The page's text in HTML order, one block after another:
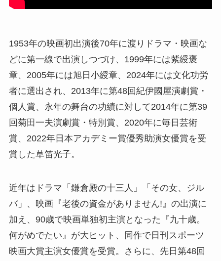
1953年の映画初出演後70年に渡りドラマ・映画な
どに第一線で出演しつづけ、1999年には紫綬褒
章、2005年には旭日小綬章、2024年には文化功労
者に選出され、2013年に第48回紀伊國屋演劇賞・
個人賞、永年の舞台の功績に対して2014年に第39
回菊田一夫演劇賞・特別賞、2020年に毎日芸術
賞、2022年日本アカデミー賞優秀助演女優賞を受
賞した草笛光子。
近年はドラマ「鎌倉殿の十三人」「その女、ジル
バ」、映画『老後の資金がありません!』の出演に
加え、90歳で映画単独初主演となった『九十歳。
何がめでたい』が大ヒット、同作で日刊スポーツ
映画大賞主演女優賞を受賞。さらに、先日第48回